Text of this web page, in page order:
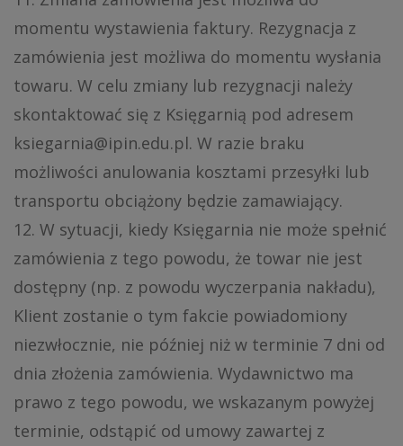
momentu wystawienia faktury. Rezygnacja z
zamówienia jest możliwa do momentu wysłania
towaru. W celu zmiany lub rezygnacji należy
skontaktować się z Księgarnią pod adresem
ksiegarnia@ipin.edu.pl. W razie braku
możliwości anulowania kosztami przesyłki lub
transportu obciążony będzie zamawiający.
12. W sytuacji, kiedy Księgarnia nie może spełnić
zamówienia z tego powodu, że towar nie jest
dostępny (np. z powodu wyczerpania nakładu),
Klient zostanie o tym fakcie powiadomiony
niezwłocznie, nie później niż w terminie 7 dni od
dnia złożenia zamówienia. Wydawnictwo ma
prawo z tego powodu, we wskazanym powyżej
terminie, odstąpić od umowy zawartej z